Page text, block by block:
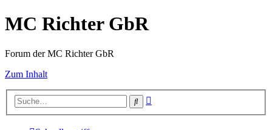
MC Richter GbR
Forum der MC Richter GbR
Zum Inhalt
Suche